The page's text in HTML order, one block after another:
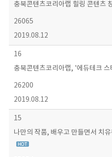
충북콘텐츠코리아랩 힐링 콘텐츠
26065
2019.08.12
16
충북콘텐츠코리아랩, '에듀테크 스
26200
2019.08.12
15
나만의 작품, 배우고 만들면서 치